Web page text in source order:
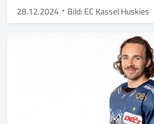
28.12.2024 Bild: EC Kassel Huskies